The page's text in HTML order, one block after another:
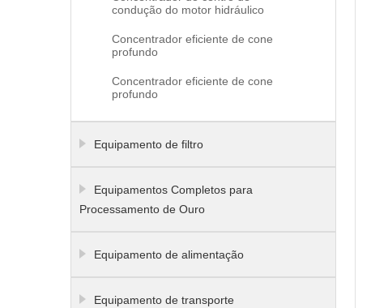
condução do motor hidráulico
Concentrador eficiente de cone
profundo
Concentrador eficiente de cone
profundo
Equipamento de filtro
Equipamentos Completos para
Processamento de Ouro
Equipamento de alimentação
Equipamento de transporte